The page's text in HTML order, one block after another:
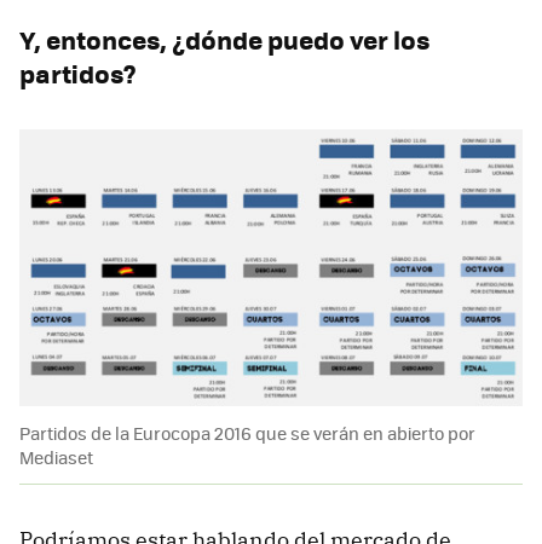
Y, entonces, ¿dónde puedo ver los
partidos?
Partidos de la Eurocopa 2016 que se verán en abierto por
Mediaset